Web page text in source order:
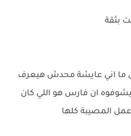
بثقة
ما اني عايشة محدش هيعرف
ان فارس هو اللي كان
المصيبة كلها